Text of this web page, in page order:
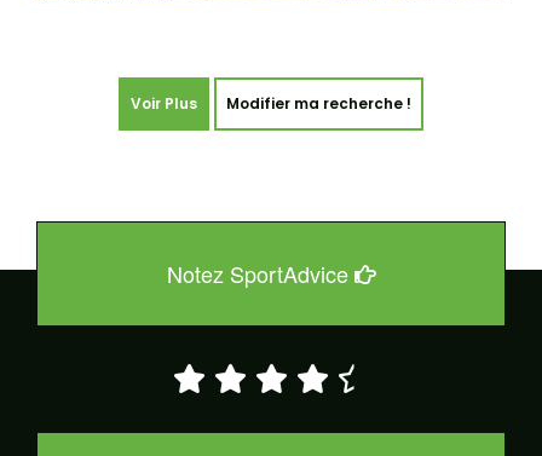
Voir Plus Modifier ma recherche !
Notez SportAdvice